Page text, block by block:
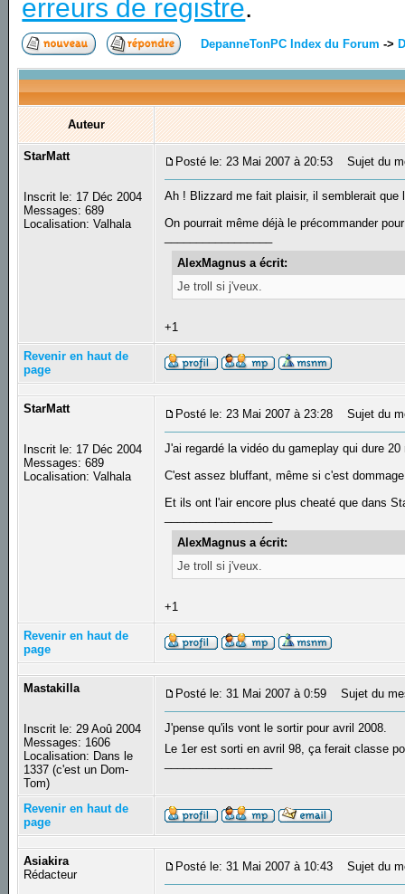
erreurs de registre.
DepanneTonPC Index du Forum ->
Auteur
StarMatt
Inscrit le: 17 Déc 2004
Messages: 689
Localisation: Valhala
Posté le: 23 Mai 2007 à 20:53 Sujet du
Ah ! Blizzard me fait plaisir, il semblerait
On pourrait même déjà le précommander
AlexMagnus a écrit:
Je troll si j'veux.
+1
Revenir en haut de
page
StarMatt
Inscrit le: 17 Déc 2004
Messages: 689
Localisation: Valhala
Posté le: 23 Mai 2007 à 23:28 Sujet du
J'ai regardé la vidéo du gameplay qui dure
C'est assez bluffant, même si c'est
Et ils ont l'air encore plus cheaté que dans
AlexMagnus a écrit:
Je troll si j'veux.
+1
Revenir en haut de
page
Mastakilla
Inscrit le: 29 Aoû 2004
Messages: 1606
Localisation: Dans le
1337 (c'est un Dom-
Tom)
Posté le: 31 Mai 2007 à 0:59 Sujet du
J'pense qu'ils vont le sortir pour avril 2008.
Le 1er est sorti en avril 98, ça ferait classe
Revenir en haut de
page
Asiakira
Rédacteur
Posté le: 31 Mai 2007 à 10:43 Sujet du